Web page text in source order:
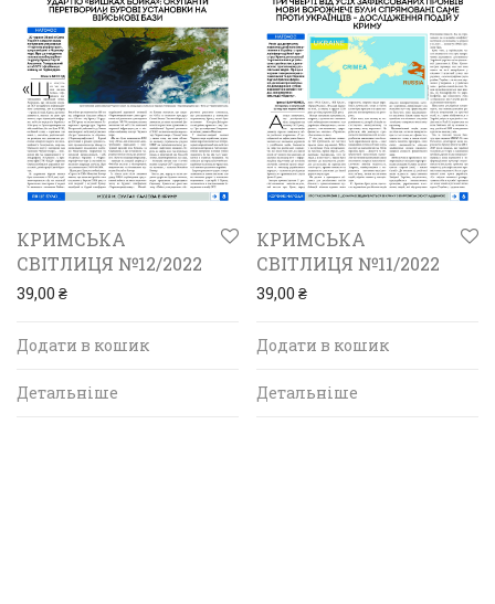
КРИМСЬКА
СВІТЛИЦЯ №12/2022
39,00 ₴
Додати в кошик
Детальніше
КРИМСЬКА
СВІТЛИЦЯ №11/2022
39,00 ₴
Додати в кошик
Детальніше